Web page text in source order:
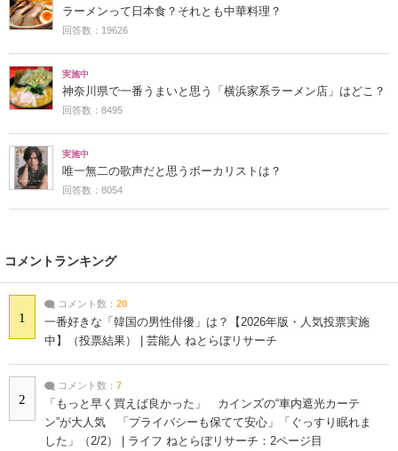
ラーメンって日本食？それとも中華料理？
回答数：19626
実施中
神奈川県で一番うまいと思う「横浜家系ラーメン店」はどこ？
回答数：8495
実施中
唯一無二の歌声だと思うボーカリストは？
回答数：8054
コメントランキング
1
コメント数： 20
一番好きな「韓国の男性俳優」は？【2026年版・人気投票実施
中】（投票結果） | 芸能人 ねとらぼリサーチ
2
コメント数： 7
「もっと早く買えば良かった」 カインズの“車内遮光カーテ
ン”が大人気 「プライバシーも保てて安心」「ぐっすり眠れま
した」（2/2） | ライフ ねとらぼリサーチ：2ページ目